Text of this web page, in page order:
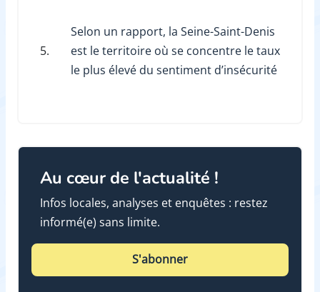
5.
Selon un rapport, la Seine-Saint-Denis
est le territoire où se concentre le taux
le plus élevé du sentiment d’insécurité
Au cœur de l'actualité !
Infos locales, analyses et enquêtes : restez
informé(e) sans limite.
S'abonner